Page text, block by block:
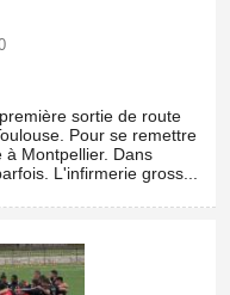
sortie de route
Pour se remettre
à Montpellier. Dans
L'infirmerie gross...